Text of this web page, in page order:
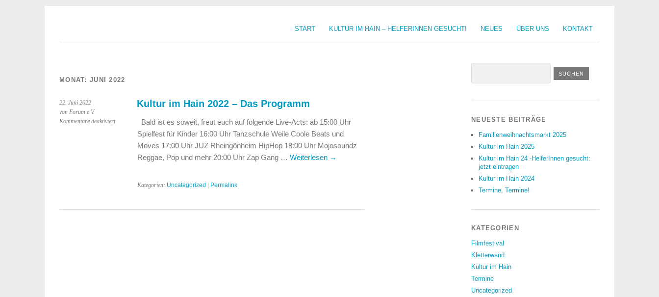
START KULTUR IM HAIN – HELFERINNEN GESUCHT! NEUES ÜBER UNS KONTAKT
MONAT: JUNI 2022
22. Juni 2022
von Forum e.V.
Kommentare deaktiviertfür
Programm
Kultur im Hain 2022 – Das Programm
Bald ist es soweit, freut euch auf folgende Live-Acts: ab 15:00 Uhr
Spielfest für Kinder 16:00 Uhr Tanzschule Weile Coole Beats und
Moves 17:00 Uhr JUZ Rheingönheim HipHop 18:00 Uhr Mojosoundz
Reggae, Pop und mehr 20:00 Uhr Zap Gang … Weiterlesen →
Kategorien: Uncategorized Permalink
NEUESTE BEITRÄGE
Familienweihnachtsmarkt 2025
Kultur im Hain 2025
Kultur im Hain 24 -HelferInnen gesucht:
jetzt eintragen
Kultur im Hain 2024
Termine, Termine!
KATEGORIEN
Filmfestival
Kletterwand
Kultur im Hain
Termine
Uncategorized